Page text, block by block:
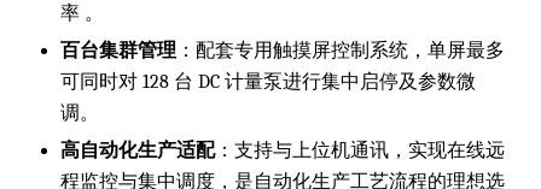
率 。
百台集群管理 ：配套专用触摸屏控制系统，单屏最多
可同时对 128 台 DC 计量泵进行集中启停及参数微
调。
高自动化生产适配：支持与上位机通讯，实现在线远
程监控与集中调度，是自动化生产工艺流程的理想选